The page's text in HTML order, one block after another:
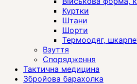
Куртки
Штани
Шорти
Термоодяг,
Взуття
Спорядження
Тактична медицина
Збройова барахолка